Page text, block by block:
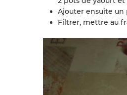
Ajouter ensuite un
Filtrer, mettre au